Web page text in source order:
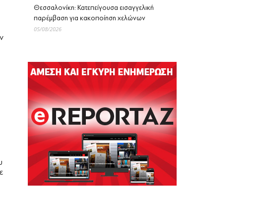
Θεσσαλονίκη: Κατεπείγουσα εισαγγελική
παρέμβαση για κακοποίηση χελώνων
05/08/2026